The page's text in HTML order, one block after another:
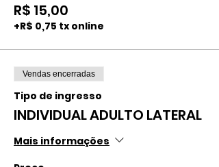
R$ 15,00
+R$ 0,75 tx online
Vendas encerradas
Tipo de ingresso
INDIVIDUAL ADULTO LATERAL
Mais informações